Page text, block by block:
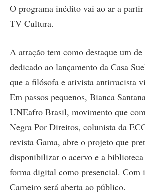
O programa inédito vai ao ar a
TV Cultura.
A atração tem como destaque um de
dedicado ao lançamento da Casa
que a filósofa e ativista antirracista
Em passos pequenos, Bianca
UNEafro Brasil, movimento que
Negra Por Direitos, colunista da
revista Gama, abre o projeto que
disponibilizar o acervo e a
forma digital como presencial. Com
Carneiro será aberta ao público.